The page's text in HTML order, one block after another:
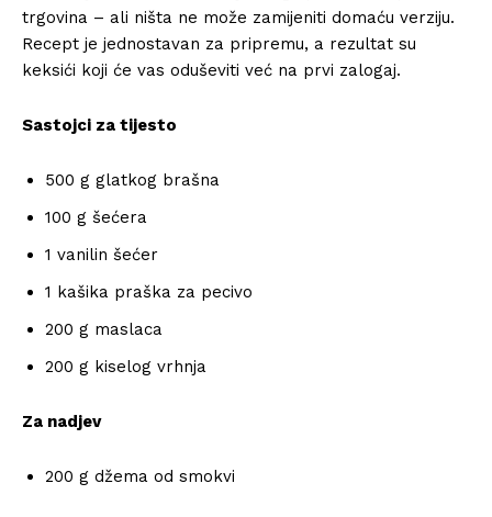
trgovina – ali ništa ne može zamijeniti domaću verziju.
Recept je jednostavan za pripremu, a rezultat su
keksići koji će vas oduševiti već na prvi zalogaj.
Sastojci za tijesto
500 g glatkog brašna
100 g šećera
1 vanilin šećer
1 kašika praška za pecivo
200 g maslaca
200 g kiselog vrhnja
Za nadjev
200 g džema od smokvi